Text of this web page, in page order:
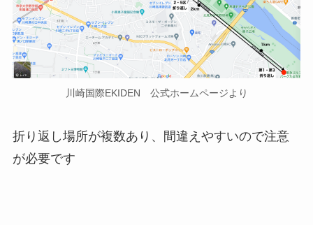
川崎国際EKIDEN 公式ホームページより
折り返し場所が複数あり、間違えやすいので注意
が必要です